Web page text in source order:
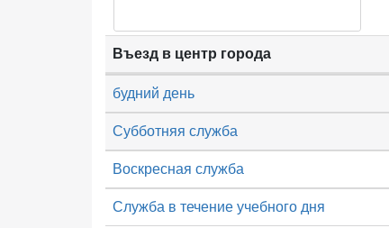
Въезд в центр города
Субботняя служба
Воскресная служба
будний день
Служба в течение учебного дня